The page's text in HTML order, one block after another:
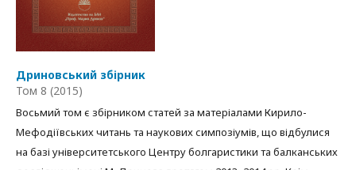
Дриновський збірник
Том 8 (2015)
Восьмий том є збірником статей за матеріалами Кирило-
Мефодіївських читань та наукових симпозіумів, що відбулися
на базі університетського Центру болгаристики та балканських